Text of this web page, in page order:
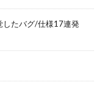
したバグ/仕様17連発